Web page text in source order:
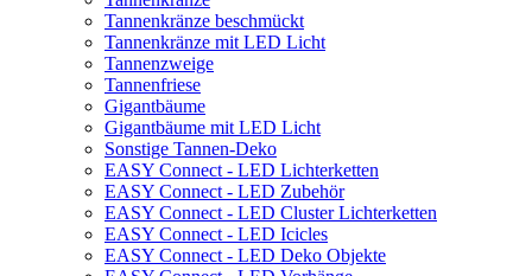
Tannenkränze beschmückt
Tannenkränze mit LED Licht
Tannenzweige
Tannenfriese
Gigantbäume
Gigantbäume mit LED Licht
Sonstige Tannen-Deko
EASY Connect - LED Lichterketten
EASY Connect - LED Zubehör
EASY Connect - LED Cluster Lichterketten
EASY Connect - LED Icicles
EASY Connect - LED Deko Objekte